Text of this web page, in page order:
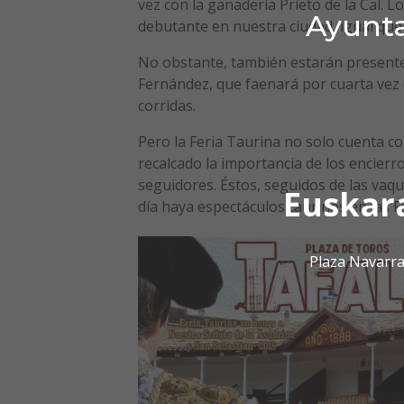
Plaza
vez con la ganadería Prieto de la Cal.
debutante en nuestra ciudad, igual
No obstante, también estarán
Fernández, que faenará por cuarta
corridas.
Pero la Feria Taurina no solo cuenta
recalcado la importancia de los
seguidores. Éstos, seguidos de las
día haya espectáculos taurinos en las